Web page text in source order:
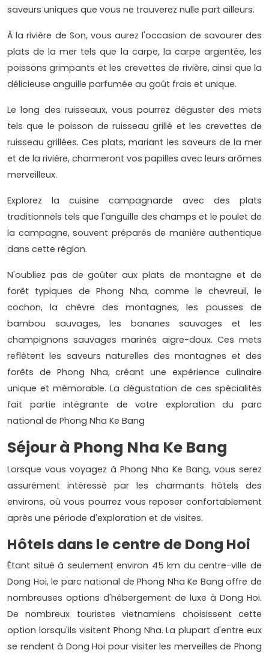
saveurs uniques que vous ne trouverez nulle part ailleurs.
À la rivière de Son, vous aurez l'occasion de savourer des
plats de la mer tels que la carpe, la carpe argentée, les
poissons grimpants et les crevettes de rivière, ainsi que la
délicieuse anguille parfumée au goût frais et unique.
Le long des ruisseaux, vous pourrez déguster des mets
tels que le poisson de ruisseau grillé et les crevettes de
ruisseau grillées. Ces plats, mariant les saveurs de la mer
et de la rivière, charmeront vos papilles avec leurs arômes
merveilleux.
Explorez la cuisine campagnarde avec des plats
traditionnels tels que l'anguille des champs et le poulet de
la campagne, souvent préparés de manière authentique
dans cette région.
N'oubliez pas de goûter aux plats de montagne et de
forêt typiques de Phong Nha, comme le chevreuil, le
cochon, la chèvre des montagnes, les pousses de
bambou sauvages, les bananes sauvages et les
champignons sauvages marinés aigre-doux. Ces mets
reflètent les saveurs naturelles des montagnes et des
forêts de Phong Nha, créant une expérience culinaire
unique et mémorable. La dégustation de ces spécialités
fait partie intégrante de votre exploration du parc
national de Phong Nha Ke Bang
Séjour à Phong Nha Ke Bang
Lorsque vous voyagez à Phong Nha Ke Bang, vous serez
assurément intéressé par les charmants hôtels des
environs, où vous pourrez vous reposer confortablement
après une période d'exploration et de visites.
Hôtels dans le centre de Dong Hoi
Étant situé à seulement environ 45 km du centre-ville de
Dong Hoi, le parc national de Phong Nha Ke Bang offre de
nombreuses options d'hébergement de luxe à Dong Hoi.
De nombreux touristes vietnamiens choisissent cette
option lorsqu'ils visitent Phong Nha. La plupart d'entre eux
se rendent à Dong Hoi pour visiter les merveilles de Phong